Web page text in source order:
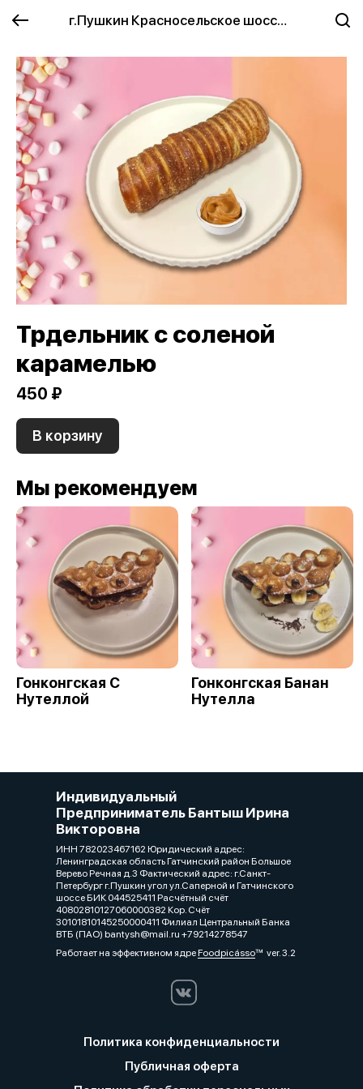
г.Пушкин Красносельское шоссе 2
Трдельник с соленой
карамелью
450 ₽
В корзину
Мы рекомендуем
Гонконгская С
Нутеллой
Гонконгская Банан
Нутелла
Индивидуальный
Предприниматель Бантыш Ирина
Викторовна
ИНН 782023467162 Юридический адрес:
Ленинградская область Гатчинский район Большое
Верево Речная д.3 Фактический адрес: г.Санкт-
Петербург г.Пушкин угол ул.Саперной и Гатчинского
шоссе БИК 044525411 Расчётный счёт
40802810127060000382 Кор. Счёт
30101810145250000411 Филиал Центральный Банка
ВТБ (ПАО) bantysh@mail.ru +79214278547
Работает на эффективном ядреFoodpicássover. 3.2
Политика конфиденциальности
Публичная оферта